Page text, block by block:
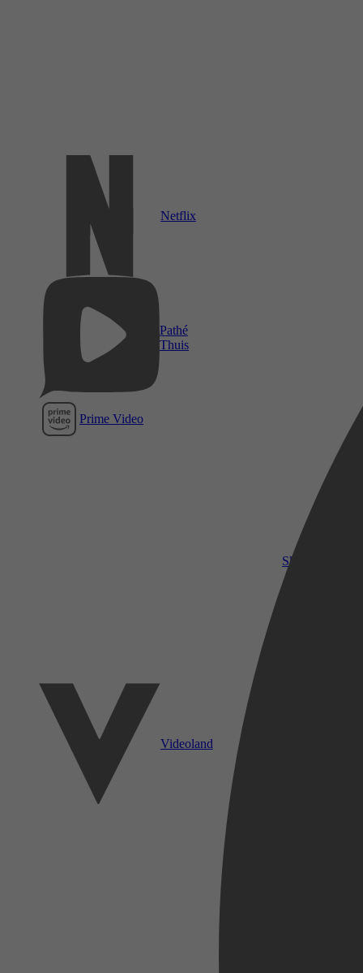
Netflix
Pathé
Thuis
Prime Video
SkyShowtime
Videoland